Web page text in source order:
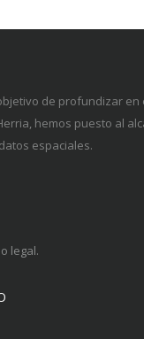
de profundizar en
hemos puesto al
espaciales.
legal.